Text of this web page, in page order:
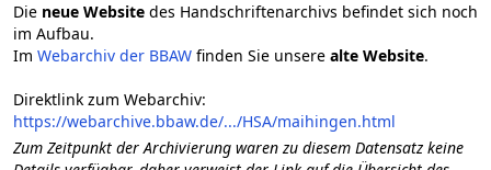
Die neue Website des Handschriftenarchivs befindet sich noch
im Aufbau.
Im Webarchiv der BBAW finden Sie unsere alte Website.
Direktlink zum Webarchiv:
https://webarchive.bbaw.de/.../HSA/maihingen.html
Zum Zeitpunkt der Archivierung waren zu diesem Datensatz keine